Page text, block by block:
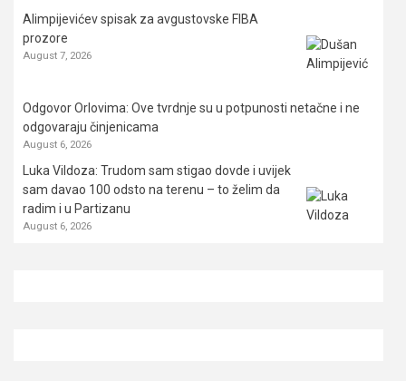
Alimpijevićev spisak za avgustovske FIBA
prozore
August 7, 2026
Odgovor Orlovima: ​Ove tvrdnje su u potpunosti netačne i ne
odgovaraju činjenicama
August 6, 2026
Luka Vildoza: Trudom sam stigao dovde i uvijek
sam davao 100 odsto na terenu – to želim da
radim i u Partizanu
August 6, 2026